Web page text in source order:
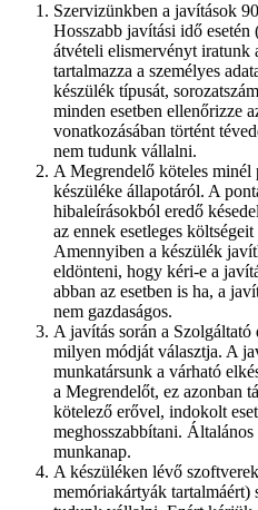
Szervizünkben a javítások
Hosszabb javítási idő
átvételi elismervényt
tartalmazza a személyes
készülék típusát,
minden esetben ellenőrizze
vonatkozásában történt
nem tudunk vállalni.
A Megrendelő köteles minél
készüléke állapotáról. A
hibaleírásokból eredő
az ennek esetleges
Amennyiben a készülék
eldönteni, hogy kéri-e a
abban az esetben is ha, a
nem gazdaságos.
A javítás során a
milyen módját választja. A
munkatársunk a várható
a Megrendelőt, ez azonban
kötelező erővel, indokolt
meghosszabbítani. Általános
munkanap.
A készüléken lévő
memóriakártyák tartalmáért)